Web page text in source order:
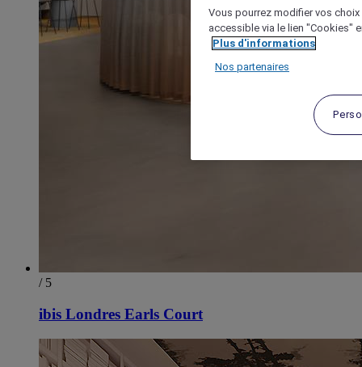
/ 5
ibis Londres Earls Court
Vous pourrez modifier vos
accessible via le lien "Cookies"
Plus d'informations
Nos partenaires